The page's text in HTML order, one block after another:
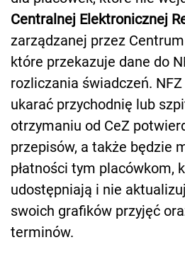
Centralnej Elektronicznej
zarządzanej przez
które przekazuje dane do
rozliczania świadczeń. NFZ
ukarać przychodnię lub
otrzymaniu od CeZ
przepisów, a także będzie
płatności tym placówkom,
udostępniają i nie
swoich grafików przyjęć
terminów.